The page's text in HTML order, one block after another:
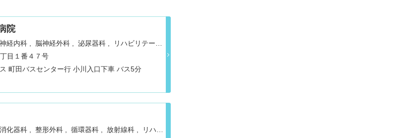
院
神経内科 脳神経外科 泌尿器科
リハビリテーシ
目１番４７号
町田バスセンター行 小川入口下車 バス5分
消化器科 整形外科 循環器科 放射線科
リハビ